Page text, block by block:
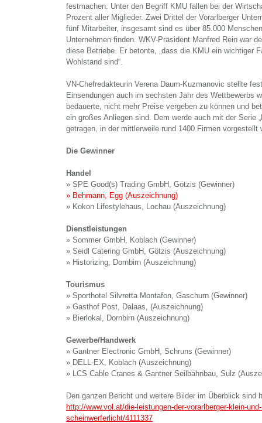
festmachen: Unter den Begriff KMU fallen bei der
Prozent aller Miglieder. Zwei Drittel der Vorarlberger
fünf Mitarbeiter, insgesamt sind es über 85.000
Unternehmen finden. WKV-Präsident Manfred Rein war
diese Betriebe. Er betonte, „dass die KMU ein wichtiger
Wohlstand sind“.
VN-Chefredakteurin Verena Daum-Kuzmanovic stellte
Einsendungen auch im sechsten Jahr des Wettbewerbs
bedauerte, nicht mehr Preise vergeben zu können und
ein großes Anliegen sind. Dem werde auch mit der Serie
getragen, in der mittlerweile rund 1400 Firmen vorgestellt
Die Gewinner
Handel
» SPE Good(s) Trading GmbH, Götzis (Gewinner)
» Behmann, Egg (Auszeichnung)
» Kokon Lifestylehaus, Lochau (Auszeichnung)
Dienstleistungen
» Sommer GmbH, Koblach (Gewinner)
» Seidl Catering GmbH, Götzis (Auszeichnung)
» Historizing, Dornbirn (Auszeichnung)
Tourismus
» Sporthotel Silvretta Montafon, Gaschurn (Gewinner)
» Gasthof Post, Dalaas, (Auszeichnung)
» Bierlokal, Dornbirn (Auszeichnung)
Gewerbe/Handwerk
» Gantner Electronic GmbH, Schruns (Gewinner)
» DELL-EX, Koblach (Auszeichnung)
» LCS Cable Cranes & Gantner Seilbahnbau, Sulz
Den ganzen Bericht und weitere Bilder im Überblick sind
http://www.vol.at/die-leistungen-der-vorarlberger-klein-
scheinwerferlicht/4111337